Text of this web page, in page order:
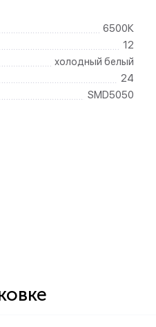
Беспроводные розетки
Розетки садово-парковые
6500К
12
холодный белый
24
SMD5050